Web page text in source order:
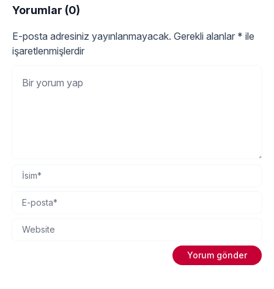
Yorumlar (0)
E-posta adresiniz yayınlanmayacak. Gerekli alanlar * ile
işaretlenmişlerdir